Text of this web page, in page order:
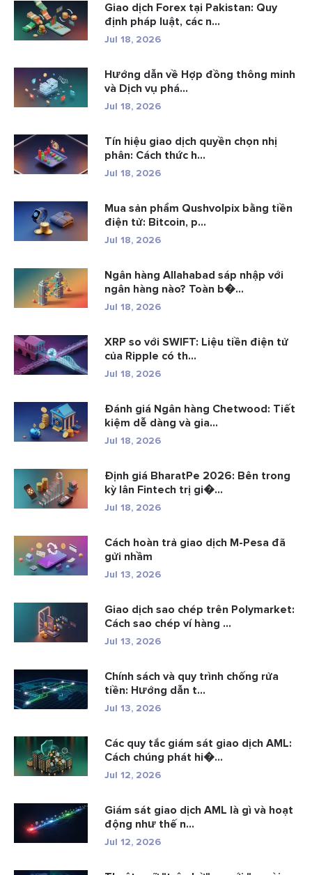
Giao dịch Forex tại Pakistan: Quy
định pháp luật, các n...
Jul 18, 2026
Hướng dẫn về Hợp đồng thông minh
và Dịch vụ phá...
Jul 18, 2026
Tín hiệu giao dịch quyền chọn nhị
phân: Cách thức h...
Jul 18, 2026
Mua sản phẩm Qushvolpix bằng tiền
điện tử: Bitcoin, p...
Jul 18, 2026
Ngân hàng Allahabad sáp nhập với
ngân hàng nào? Toàn b�...
Jul 18, 2026
XRP so với SWIFT: Liệu tiền điện tử
của Ripple có th...
Jul 18, 2026
Đánh giá Ngân hàng Chetwood: Tiết
kiệm dễ dàng và gia...
Jul 18, 2026
Định giá BharatPe 2026: Bên trong
kỳ lân Fintech trị gi�...
Jul 18, 2026
Cách hoàn trả giao dịch M-Pesa đã
gửi nhầm
Jul 13, 2026
Giao dịch sao chép trên Polymarket:
Cách sao chép ví hàng ...
Jul 13, 2026
Chính sách và quy trình chống rửa
tiền: Hướng dẫn t...
Jul 13, 2026
Các quy tắc giám sát giao dịch AML:
Cách chúng phát hi�...
Jul 12, 2026
Giám sát giao dịch AML là gì và hoạt
động như thế n...
Jul 12, 2026